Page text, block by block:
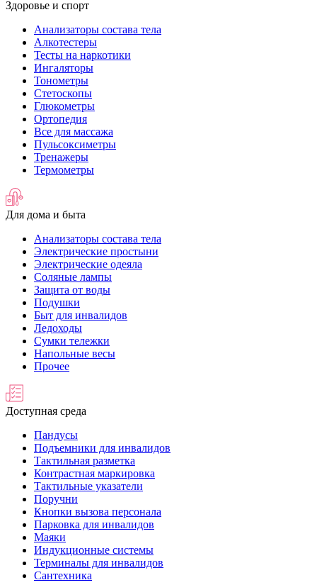
Здоровье и спорт
Анализаторы состава тела
Алкотестеры
Тесты на наркотики
Ингаляторы
Тонометры
Стетоскопы
Глюкометры
Ортопедия
Все для массажа
Пульсоксиметры
Тренажеры
Термометры
Для дома и быта
Анализаторы состава тела
Электрические простыни
Электрические одеяла
Соляные лампы
Защита от воды
Подушки
Быт для инвалидов
Ледоходы
Сумки тележки
Напольные весы
Прочее
Доступная среда
Пандусы
Подъемники для инвалидов
Тактильная разметка
Контрастная маркировка
Тактильные указатели
Поручни
Кнопки вызова персонала
Парковка для инвалидов
Маяки
Индукционные системы
Терминалы для инвалидов
Сантехника